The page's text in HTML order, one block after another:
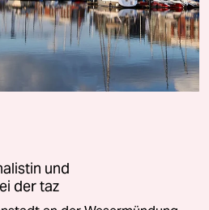
und
der taz